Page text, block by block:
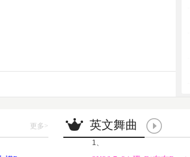
更多>
英文舞曲
1、